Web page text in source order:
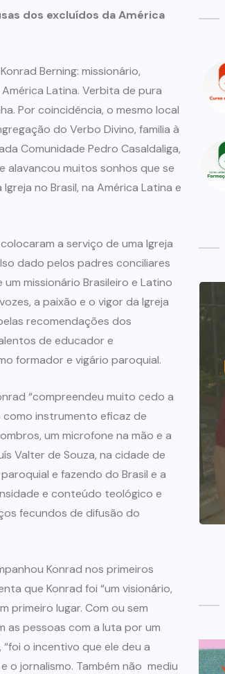
dos excluídos da América
Berning: missionário,
Latina. Verbita de pura
Por coincidência, o mesmo local
do Verbo Divino, familia à
Comunidade Pedro Casaldaliga,
alavancou muitos sonhos que se
no Brasil, na América Latina e
a serviço de uma Igreja
dado pelos padres conciliares
missionário Brasileiro e Latino
a paixão e o vigor da Igreja
recomendações dos
de educador e
formador e vigário paroquial.
“compreendeu muito cedo a
instrumento eficaz de
um microfone na mão e a
Valter de Souza, na cidade de
e fazendo do Brasil e a
e conteúdo teológico e
fecundos de difusão do
Konrad nos primeiros
que Konrad foi “um visionário,
primeiro lugar. Com ou sem
as pessoas com a luta por um
o incentivo que ele deu a
o jornalismo. Também não mediu
DE VERÃO NOTÍCIAS
abertas Curso de
Verão 2021
12 DE DEZEMBRO DE 2020